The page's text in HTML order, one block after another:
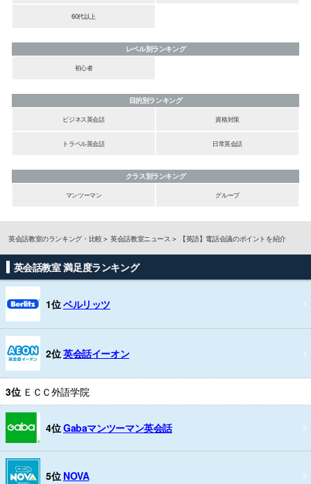
60代以上
レベル別ランキング
初心者
目的別ランキング
ビジネス英会話
資格対策
トラベル英会話 日常英会話
クラス別ランキング
マンツーマン
グループ
英会話教室のランキング・比較 英会話教室ニュース 【英語】電話会議のポイントを紹介
英会話教室 満足度ランキング
1位ベルリッツ
2位英会話イーオン
3位 ＥＣＣ外語学院
4位Gabaマンツーマン英会話
5位 NOVA